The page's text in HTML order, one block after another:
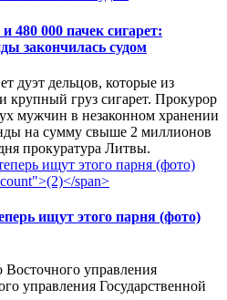
480 000 пачек сигарет:
закончилась судом
дуэт дельцов, которые из
крупный груз сигарет. Прокурор
мужчин в незаконном хранении
на сумму свыше 2 миллионов
прокуратура Литвы.
ищут этого парня (фото)
управления
управления Государственной